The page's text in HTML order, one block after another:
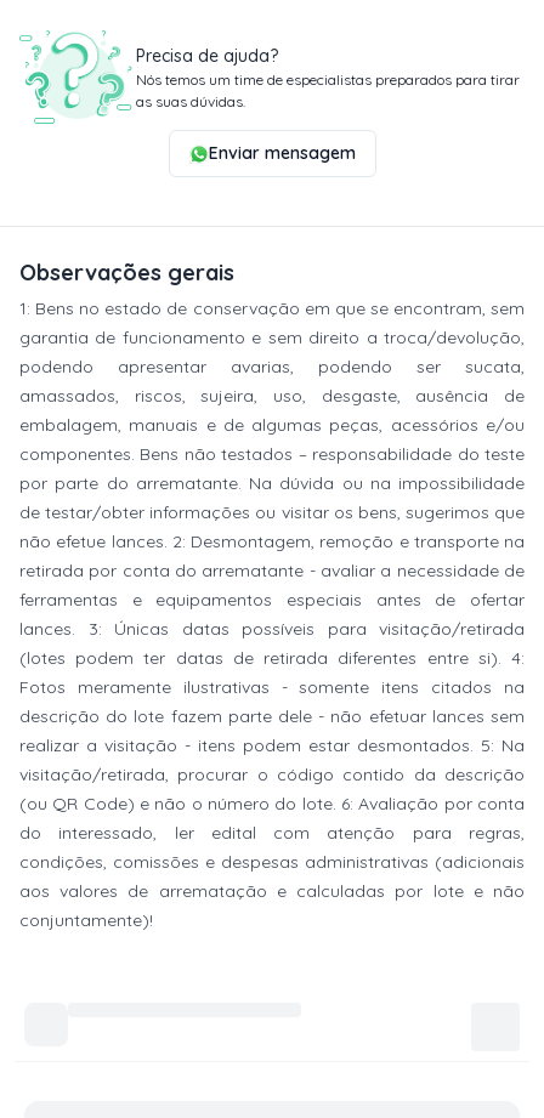
Precisa de ajuda?
Nós temos um time de especialistas preparados para tirar
as suas dúvidas.
Enviar mensagem
Observações gerais
1: Bens no estado de conservação em que se encontram, sem
garantia de funcionamento e sem direito a troca/devolução,
podendo apresentar avarias, podendo ser sucata,
amassados, riscos, sujeira, uso, desgaste, ausência de
embalagem, manuais e de algumas peças, acessórios e/ou
componentes. Bens não testados – responsabilidade do teste
por parte do arrematante. Na dúvida ou na impossibilidade
de testar/obter informações ou visitar os bens, sugerimos que
não efetue lances. 2: Desmontagem, remoção e transporte na
retirada por conta do arrematante - avaliar a necessidade de
ferramentas e equipamentos especiais antes de ofertar
lances. 3: Únicas datas possíveis para visitação/retirada
(lotes podem ter datas de retirada diferentes entre si). 4:
Fotos meramente ilustrativas - somente itens citados na
descrição do lote fazem parte dele - não efetuar lances sem
realizar a visitação - itens podem estar desmontados. 5: Na
visitação/retirada, procurar o código contido da descrição
(ou QR Code) e não o número do lote. 6: Avaliação por conta
do interessado, ler edital com atenção para regras,
condições, comissões e despesas administrativas (adicionais
aos valores de arrematação e calculadas por lote e não
conjuntamente)!